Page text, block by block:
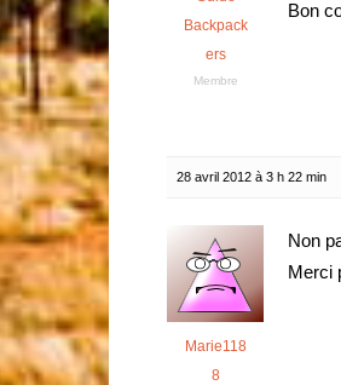
Backpack
ers
Membre
Bon
28 avril 2012 à 3 h 22 min
Marie118
8
Non
Merci